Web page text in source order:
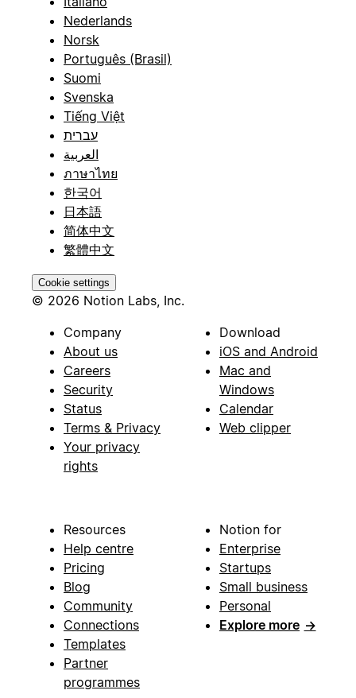
Nederlands
Norsk
Português (Brasil)
Suomi
Svenska
Tiếng Việt
עברית
العربية
ภาษาไทย
한국어
日本語
简体中文
繁體中文
Cookie settings
© 2026 Notion Labs, Inc.
Company
About us
Careers
Security
Status
Terms & Privacy
Your privacy
rights
Download
iOS and Android
Mac and
Windows
Calendar
Web clipper
Resources
Help centre
Pricing
Blog
Community
Connections
Templates
Partner
programmes
Notion for
Enterprise
Startups
Small business
Personal
Explore more →